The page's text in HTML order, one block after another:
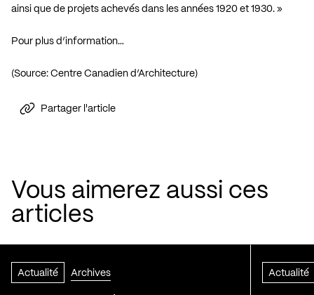
ainsi que de projets achevés dans les années 1920 et 1930. »
Pour plus d’information…
(Source: Centre Canadien d’Architecture)
Partager l'article
Vous aimerez aussi ces
articles
Actualité Archives Actualité